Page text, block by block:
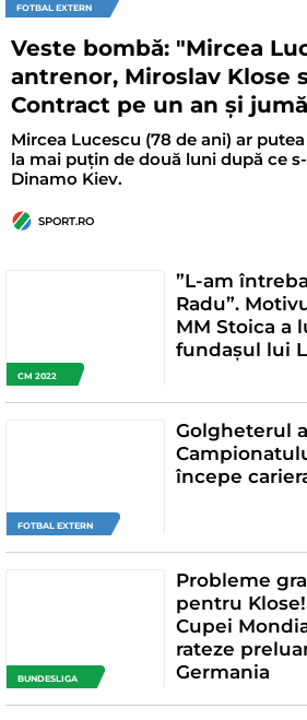
FOTBAL EXTERN
Veste bombă: "Mircea
antrenor, Miroslav Klose
Contract pe un an și
Mircea Lucescu (78 de ani) ar
la mai puțin de două luni după ce
Dinamo Kiev.
SPORT.RO
CM 2022
”L-am
Radu”.
MM Stoica a
fundașul lui
FOTBAL EXTERN
Golgheterul
începe
BUNDESLIGA
Probleme
pentru
Cupei
rateze
Germania